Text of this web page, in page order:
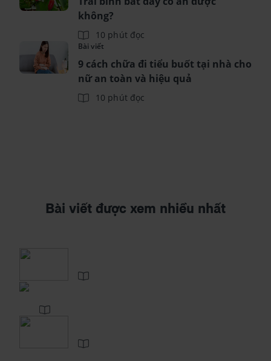
không?
10 phút đọc
Bài viết
9 cách chữa đi tiểu buốt tại nhà cho
nữ an toàn và hiệu quả
10 phút đọc
Bài viết được xem nhiều nhất